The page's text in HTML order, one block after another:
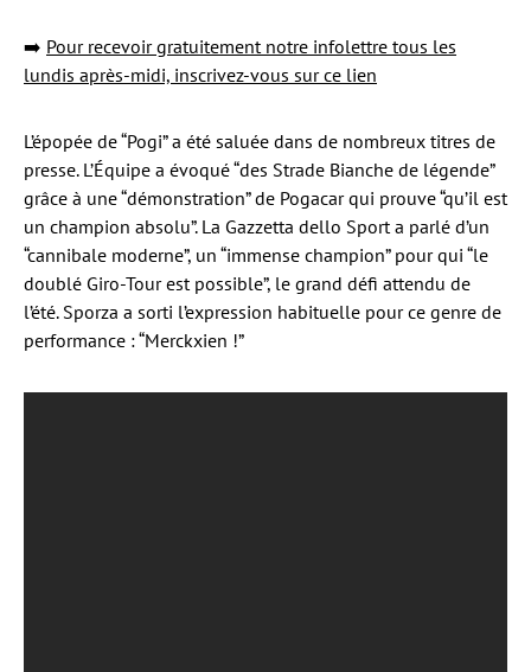
➡️ Pour recevoir gratuitement notre infolettre tous les
lundis après-midi, inscrivez-vous sur ce lien
L’épopée de “Pogi” a été saluée dans de nombreux titres de
presse. L’Équipe a évoqué “des Strade Bianche de légende”
grâce à une “démonstration” de Pogacar qui prouve “qu’il est
un champion absolu”. La Gazzetta dello Sport a parlé d’un
“cannibale moderne”, un “immense champion” pour qui “le
doublé Giro-Tour est possible”, le grand défi attendu de
l’été. Sporza a sorti l’expression habituelle pour ce genre de
performance : “Merckxien !”